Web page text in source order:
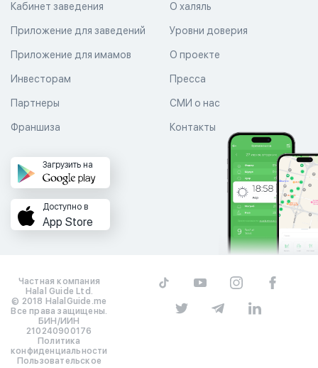
О халяль
Уровни доверия
Кабинет заведения
Приложение для заведений
Приложение для имамов О проекте
Пресса
СМИ о нас
Контакты
Инвесторам
Партнеры
Франшиза
Загрузить на
Доступно в
App Store
Частная компания
Halal Guide Ltd.
© 2018 HalalGuide.me
Все права защищены.
БИН/ИИН
210240900176
Политика
конфиденциальности
Пользовательское